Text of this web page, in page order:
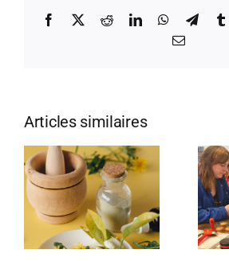
Facebook
X RedditLinkedInWhatsApp
Email
Articles similaires